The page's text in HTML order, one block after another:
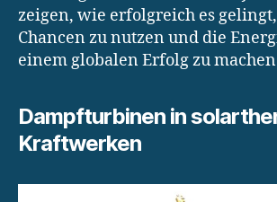
zeigen, wie erfolgreich es
Chancen zu nutzen und die
einem globalen Erfolg zu
Dampfturbinen in
Kraftwerken